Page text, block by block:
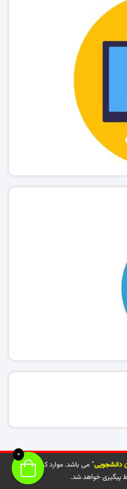
دانشجویی" می باشد. موارد کپی شده از
پیگیری خواهد شد.
0